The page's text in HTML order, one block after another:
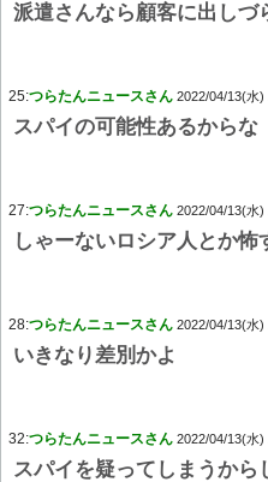
派遣さんなら顧客に出しづ
25:つらたんニュースさん 2022/04/13(水)
スパイの可能性あるからな
27:つらたんニュースさん 2022/04/13(水)
しゃーないロシア人とか怖
28:つらたんニュースさん 2022/04/13(水)
いきなり差別かよ
32:つらたんニュースさん 2022/04/13(水)
スパイを疑ってしまうから